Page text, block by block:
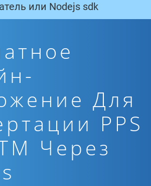
или Nodejs sdk
Для
PPS
Через